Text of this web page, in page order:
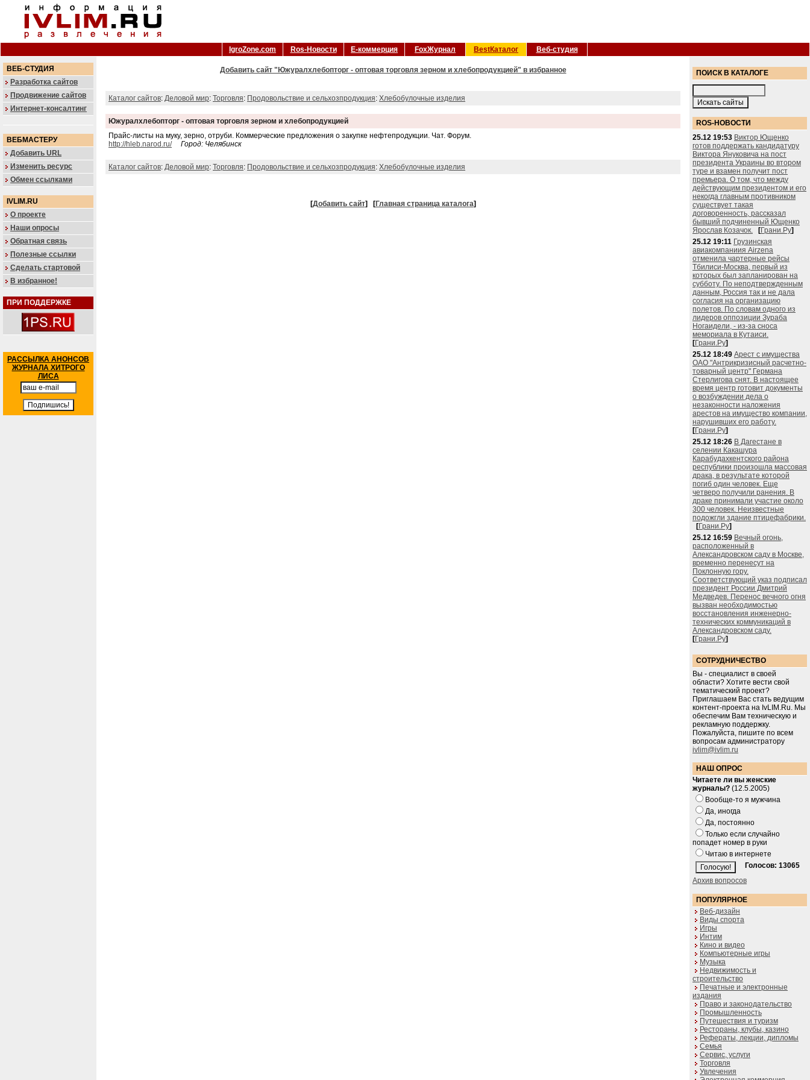
IgroZone.com Ros-Новости Е-коммерция FoxЖурнал BestКаталог Веб-студия
ВЕБ-СТУДИЯ
Разработка сайтов
Продвижение сайтов
Интернет-консалтинг
ВЕБМАСТЕРУ
Добавить URL
Изменить ресурс
Обмен ссылками
IVLIM.RU
О проекте
Наши опросы
Обратная связь
Полезные ссылки
Сделать стартовой
В избранное!
ПРИ ПОДДЕРЖКЕ
РАССЫЛКА АНОНСОВ
ЖУРНАЛА ХИТРОГО
ЛИСА
Добавить сайт "Южуралхлебопторг - оптовая торговля зерном и хлебопродукцией" в избранное
Каталог сайтов: Деловой мир: Торговля: Продовольствие и сельхозпродукция: Хлебобулочные изделия
Южуралхлебопторг - оптовая торговля зерном и хлебопродукцией
Прайс-листы на муку, зерно, отруби. Коммерческие предложения о закупке нефтепродукции. Чат. Форум.
http://hleb.narod.ru/
Город: Челябинск
Каталог сайтов: Деловой мир: Торговля: Продовольствие и сельхозпродукция: Хлебобулочные изделия
[Добавить сайт] [Главная страница каталога]
ПОИСК В КАТАЛОГЕ
ROS-НОВОСТИ
25.12 19:53 Виктор Ющенко
готов поддержать кандидатуру
Виктора Януковича на пост
президента Украины во втором
туре и взамен получит пост
премьера. О том, что между
действующим президентом и его
некогда главным противником
существует такая
договоренность, рассказал
бывший подчиненный Ющенко
Ярослав Козачок.
[Грани.Ру]
25.12 19:11 Грузинская
авиакомпаниия Airzena
отменила чартерные рейсы
Тбилиси-Москва, первый из
которых был запланирован на
субботу. По неподтвержденным
данным, Россия так и не дала
согласия на организацию
полетов. По словам одного из
лидеров оппозиции Зураба
Ногаидели, - из-за сноса
мемориала в Кутаиси.
[Грани.Ру]
25.12 18:49 Арест с имущества
ОАО "Антрикризисный расчетно-
товарный центр" Германа
Стерлигова снят. В настоящее
время центр готовит документы
о возбуждении дела о
незаконности наложения
арестов на имущество компании,
нарушивших его работу.
[Грани.Ру]
25.12 18:26 В Дагестане в
селении Какашура
Карабудахкентского района
республики произошла массовая
драка, в результате которой
погиб один человек. Еще
четверо получили ранения. В
драке принимали участие около
300 человек. Неизвестные
подожгли здание птицефабрики.
[Грани.Ру]
25.12 16:59 Вечный огонь,
расположенный в
Александровском саду в Москве,
временно перенесут на
Поклонную гору.
Соответствующий указ подписал
президент России Дмитрий
Медведев. Перенос вечного огня
вызван необходимостью
восстановления инженерно-
технических коммуникаций в
Александровском саду.
[Грани.Ру]
СОТРУДНИЧЕСТВО
Вы - специалист в своей
области? Хотите вести свой
тематический проект?
Приглашаем Вас стать ведущим
контент-проекта на IvLIM.Ru. Мы
обеспечим Вам техническую и
рекламную поддержку.
Пожалуйста, пишите по всем
вопросам администратору
ivlim@ivlim.ru
НАШ ОПРОС
Читаете ли вы женские
журналы? (12.5.2005)
Вообще-то я мужчина
Да, иногда
Да, постоянно
Только если случайно
попадет номер в руки
Читаю в интернете
Голосов: 13065
Архив вопросов
ПОПУЛЯРНОЕ
Веб-дизайн
Виды спорта
Игры
Интим
Кино и видео
Компьютерные игры
Музыка
Недвижимость и
строительство
Печатные и электронные
издания
Право и законодательство
Промышленность
Путешествия и туризм
Рестораны, клубы, казино
Рефераты, лекции, дипломы
Семья
Сервис, услуги
Торговля
Увлечения